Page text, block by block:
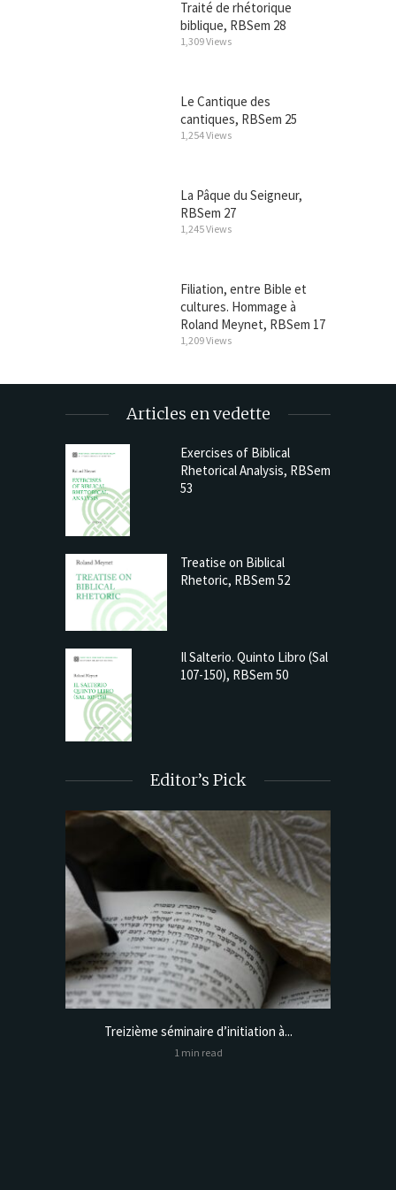
Traité de rhétorique
biblique, RBSem 28
1,309 Views
Le Cantique des
cantiques, RBSem 25
1,254 Views
La Pâque du Seigneur,
RBSem 27
1,245 Views
Filiation, entre Bible et
cultures. Hommage à
Roland Meynet, RBSem 17
1,209 Views
Articles en vedette
Exercises of Biblical
Rhetorical Analysis, RBSem
53
Treatise on Biblical
Rhetoric, RBSem 52
Il Salterio. Quinto Libro (Sal
107-150), RBSem 50
Editor’s Pick
Treizième séminaire d’initiation à...
1 min read